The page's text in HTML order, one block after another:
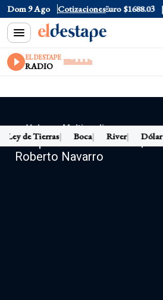
Dom 9 Ago Cotizaciones
Dólar CCL $1580.7 Euro $1688.03
EL DESTAPE
RADIO
Ley de Tierras Boca River Dólar
← Volver a Multimedia
Busquemos la felicidad | El
Roberto Navarro